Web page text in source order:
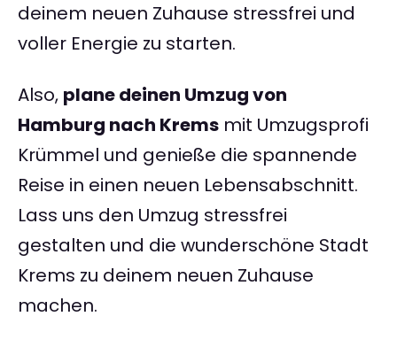
deinem neuen Zuhause stressfrei und
voller Energie zu starten.
Also, plane deinen Umzug von
Hamburg nach Krems mit Umzugsprofi
Krümmel und genieße die spannende
Reise in einen neuen Lebensabschnitt.
Lass uns den Umzug stressfrei
gestalten und die wunderschöne Stadt
Krems zu deinem neuen Zuhause
machen.